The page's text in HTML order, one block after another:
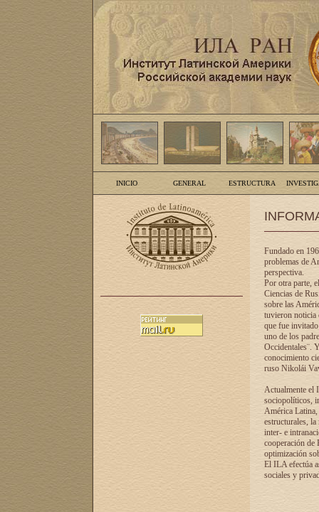
INICIO GENERAL ESTRUCTURA
Fundado en
problemas de
perspectiva.
Por otra parte,
Ciencias de
sobre las
tuvieron noticia
que fue
uno de los
Occidentales¨.
conocimiento
ruso Nikolái
Actualmente el
sociopolíticos,
América Latina,
estructurales,
inter- e
cooperación de
optimización
El ILA efectúa
sociales y